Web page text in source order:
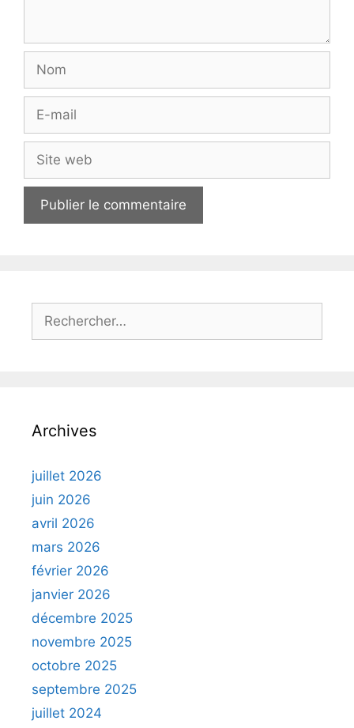
Nom
Site
web
Rechercher :
Archives
juillet 2026
juin 2026
avril 2026
mars 2026
février 2026
janvier 2026
décembre 2025
novembre 2025
octobre 2025
septembre 2025
juillet 2024